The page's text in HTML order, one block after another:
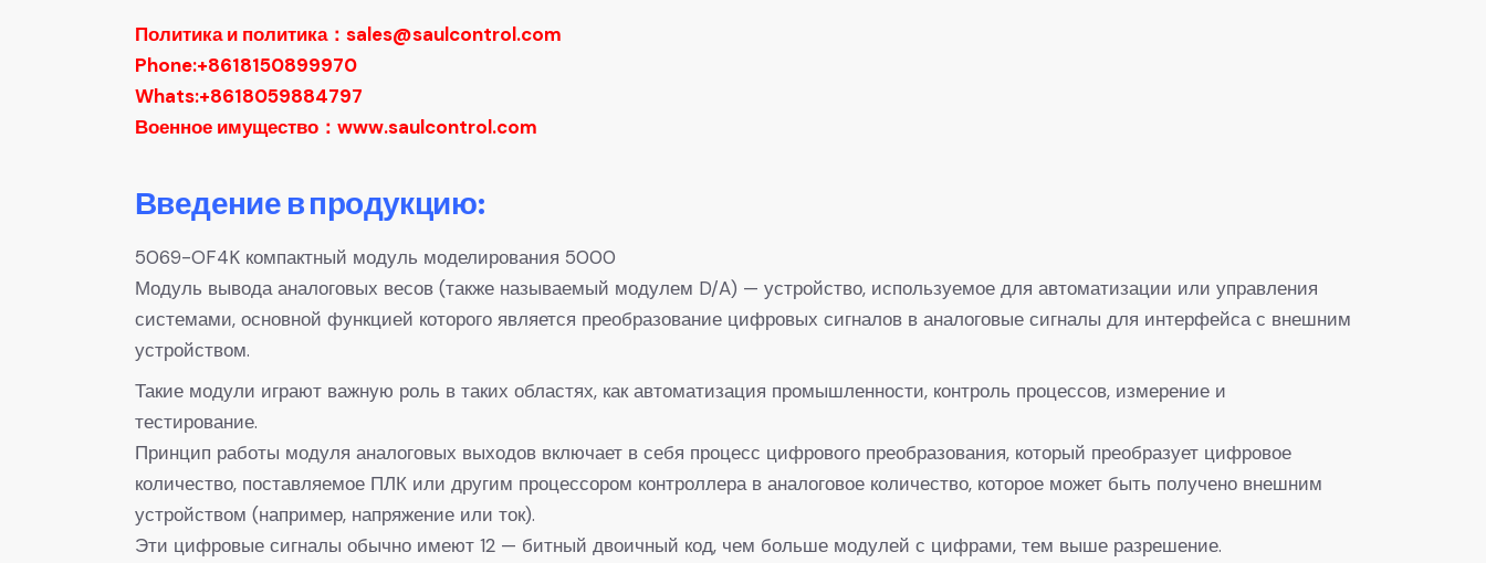
Политика и политика：sales@saulcontrol.com
Phone:+8618150899970
Whats:+8618059884797
Военное имущество：www.saulcontrol.com
Введение в продукцию:
5069-OF4K компактный модуль моделирования 5000
Модуль вывода аналоговых весов (также называемый модулем D/A) — устройство, используемое для автоматизации или управления
системами, основной функцией которого является преобразование цифровых сигналов в аналоговые сигналы для интерфейса с внешним
устройством.
Такие модули играют важную роль в таких областях, как автоматизация промышленности, контроль процессов, измерение и
тестирование.
Принцип работы модуля аналоговых выходов включает в себя процесс цифрового преобразования, который преобразует цифровое
количество, поставляемое ПЛК или другим процессором контроллера в аналоговое количество, которое может быть получено внешним
устройством (например, напряжение или ток).
Эти цифровые сигналы обычно имеют 12 — битный двоичный код, чем больше модулей с цифрами, тем выше разрешение.